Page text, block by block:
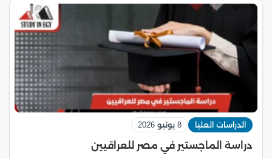
الدراسات العليا 8 يونيو 2026
دراسة الماجستير في مصر للعراقيين